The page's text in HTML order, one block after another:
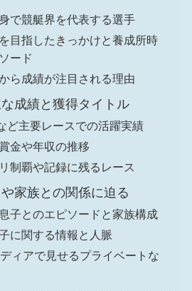
で競艇界を代表する選手
目指したきっかけと養成所時
ード
ら成績が注目される理由
成績と獲得タイトル
ど主要レースでの活躍実績
金や年収の推移
制覇や記録に残るレース
家族との関係に迫る
子とのエピソードと家族構成
に関する情報と人脈
ィアで見せるプライベートな